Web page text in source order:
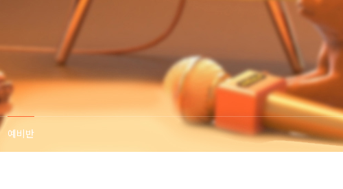
예비반